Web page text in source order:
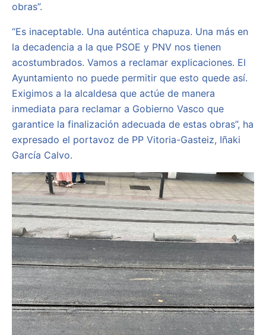
obras”.
“Es inaceptable. Una auténtica chapuza. Una más en
la decadencia a la que PSOE y PNV nos tienen
acostumbrados. Vamos a reclamar explicaciones. El
Ayuntamiento no puede permitir que esto quede así.
Exigimos a la alcaldesa que actúe de manera
inmediata para reclamar a Gobierno Vasco que
garantice la finalización adecuada de estas obras”, ha
expresado el portavoz de PP Vitoria-Gasteiz, Iñaki
García Calvo.